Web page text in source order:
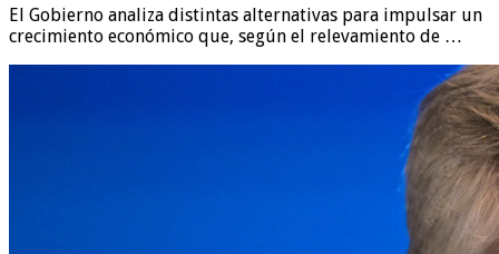
El Gobierno analiza distintas alternativas para impulsar un
crecimiento económico que, según el relevamiento de …